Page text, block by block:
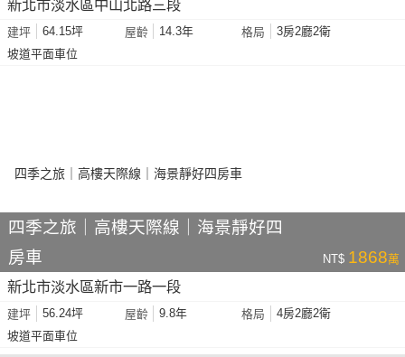
新北市淡水區中山北路三段
建坪 64.15坪 屋齡 14.3年 格局
3房2廳2衛
坡道平面車位
四季之旅｜高樓天際線｜海景靜好四
房車
NT$ 1868萬
新北市淡水區新市一路一段
建坪 56.24坪 屋齡 9.8年 格局
4房2廳2衛
坡道平面車位